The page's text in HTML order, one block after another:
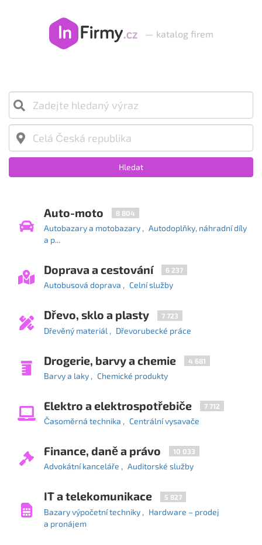
— katalog firem
Hledat
Auto-moto 8 804
Autobazary a motobazary
Autodoplňky, náhradní díly
a p...
Doprava a cestování 6 237
Autobusová doprava Celní služby
Dřevo, sklo a plasty 7 723
Dřevěný materiál Dřevorubecké práce
Drogerie, barvy a chemie 4 681
Barvy a laky Chemické produkty
Elektro a elektrospotřebiče 7 712
Časoměrná technika Centrální vysavače
Finance, daně a právo 10 033
Advokátní kanceláře Auditorské služby
IT a telekomunikace 5 827
Bazary výpočetní techniky
Hardware – prodej
a pronájem